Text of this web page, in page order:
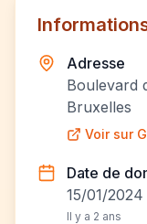
Adresse
Boulevard
Bruxelles
Voir sur
Date de
15/01/2024
Il y a 2 ans